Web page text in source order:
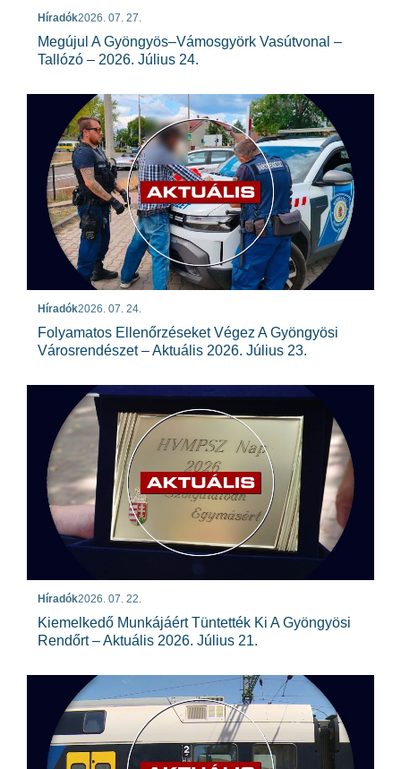
Híradók2026. 07. 27.
Megújul A Gyöngyös–Vámosgyörk Vasútvonal –
Tallózó – 2026. Július 24.
Híradók2026. 07. 24.
Folyamatos Ellenőrzéseket Végez A Gyöngyösi
Városrendészet – Aktuális 2026. Július 23.
Híradók2026. 07. 22.
Kiemelkedő Munkájáért Tüntették Ki A Gyöngyösi
Rendőrt – Aktuális 2026. Július 21.